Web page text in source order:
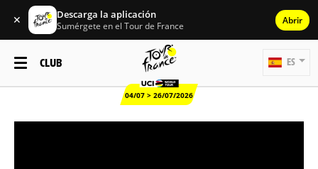
✕ Descarga la aplicación
Sumérgete en el Tour de France Abrir
CLUB
04/07 > 26/07/2026
ES